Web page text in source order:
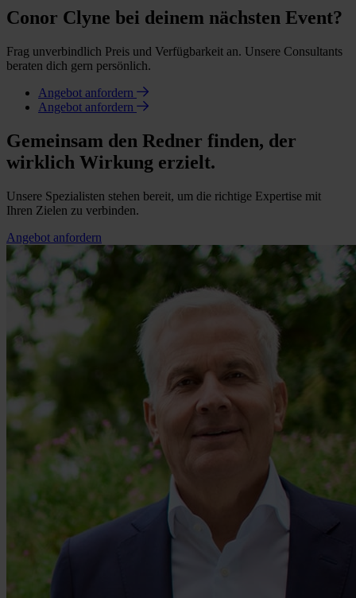
Conor Clyne bei deinem nächsten Event?
Frag unverbindlich Preis und Verfügbarkeit an. Unsere Consultants
beraten dich gern persönlich.
Angebot anfordern
Angebot anfordern
Gemeinsam den Redner finden, der
wirklich Wirkung erzielt.
Unsere Spezialisten stehen bereit, um die richtige Expertise mit
Ihren Zielen zu verbinden.
Angebot anfordern